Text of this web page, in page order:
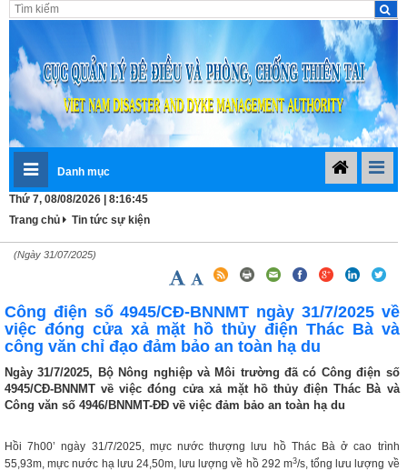
Danh mục
Thứ 7, 08/08/2026 | 8:16:45
Trang chủ
Tin tức sự kiện
(Ngày 31/07/2025)
Công điện số 4945/CĐ-BNNMT ngày 31/7/2025 về
việc đóng cửa xả mặt hồ thủy điện Thác Bà và
công văn chỉ đạo đảm bảo an toàn hạ du
Ngày 31/7/2025, Bộ Nông nghiệp và Môi trường đã có Công điện số
4945/CĐ-BNNMT về việc đóng cửa xả mặt hồ thủy điện Thác Bà và
Công văn số 4946/BNNMT-ĐĐ về việc đảm bảo an toàn hạ du
Hồi 7h00’ ngày 31/7/2025, mực nước thượng lưu hồ Thác Bà ở cao trình
55,93m, mực nước hạ lưu 24,50m, lưu lượng về hồ 292 m3/s, tổng lưu lượng về